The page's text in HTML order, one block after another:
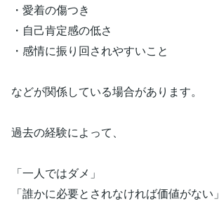
・愛着の傷つき
・自己肯定感の低さ
・感情に振り回されやすいこと
などが関係している場合があります。
過去の経験によって、
「一人ではダメ」
「誰かに必要とされなければ価値がない」